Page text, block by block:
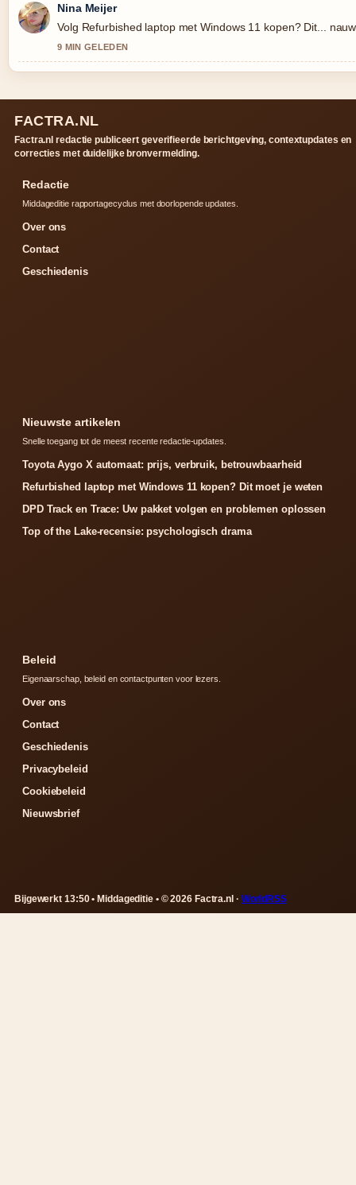
Nina Meijer
Volg Refurbished laptop met Windows 11 kopen? Dit...
9 MIN GELEDEN
FACTRA.NL
Factra.nl redactie publiceert geverifieerde berichtgeving, contextupdates en
correcties met duidelijke bronvermelding.
Redactie
Middageditie rapportagecyclus met doorlopende updates.
Over ons
Contact
Geschiedenis
Nieuwste artikelen
Snelle toegang tot de meest recente redactie-updates.
Toyota Aygo X automaat: prijs, verbruik, betrouwbaarheid
Refurbished laptop met Windows 11 kopen? Dit moet je weten
DPD Track en Trace: Uw pakket volgen en problemen oplossen
Top of the Lake-recensie: psychologisch drama
Beleid
Eigenaarschap, beleid en contactpunten voor lezers.
Over ons
Contact
Geschiedenis
Privacybeleid
Cookiebeleid
Nieuwsbrief
Bijgewerkt 13:50 • Middageditie • © 2026 Factra.nl · WorldRSS